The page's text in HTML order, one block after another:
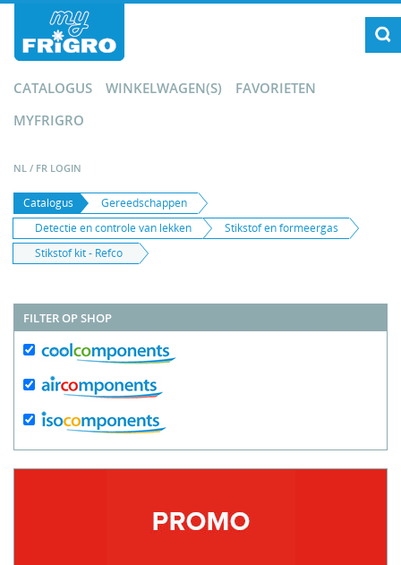
CATALOGUS WINKELWAGEN(S)
FAVORIETEN
MYFRIGRO
NL / FR LOGIN
Catalogus
Gereedschappen
Detectie en controle van lekken
Stikstof en formeergas
Stikstof kit - Refco
FILTER OP SHOP